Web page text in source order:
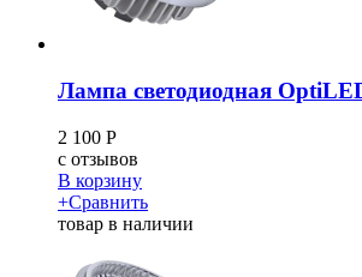
Лампа светодиодная
2 100 Р
c отзывов
В корзину
+Сравнить
товар в наличии